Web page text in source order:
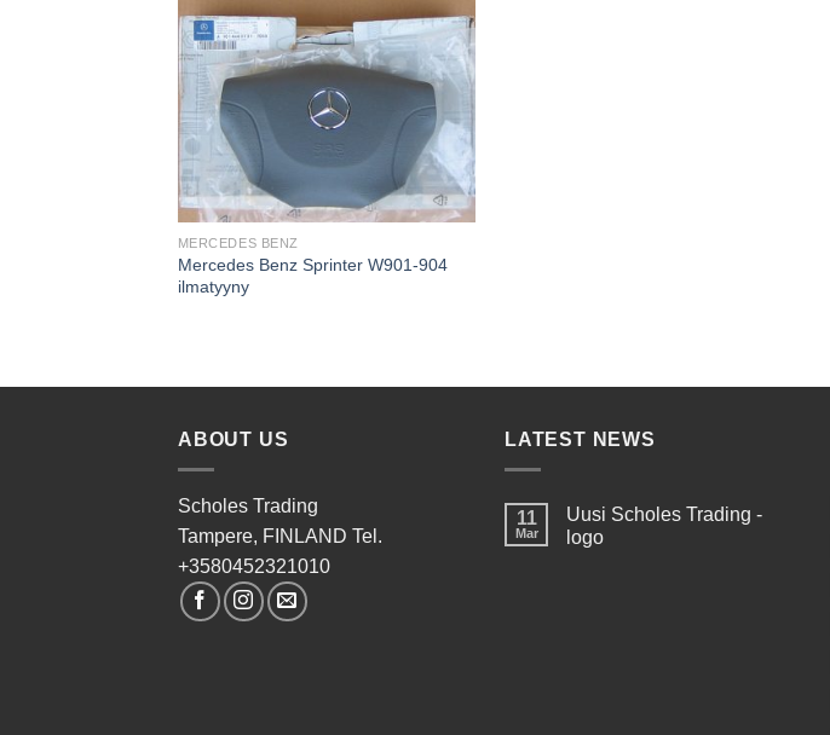
MERCEDES BENZ
Mercedes Benz Sprinter W901-904
ilmatyyny
ABOUT US
Scholes Trading
Tampere, FINLAND Tel.
+3580452321010
LATEST NEWS
11
Mar
Uusi Scholes Trading -
logo